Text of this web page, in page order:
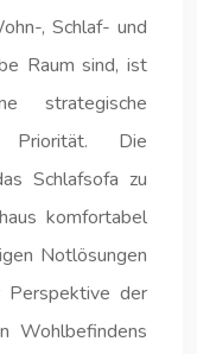
, Schlaf- und
Raum sind, ist
Priorität. Die
Schlafsofa zu
komfortabel
Notlösungen
Perspektive der
Wohlbefindens